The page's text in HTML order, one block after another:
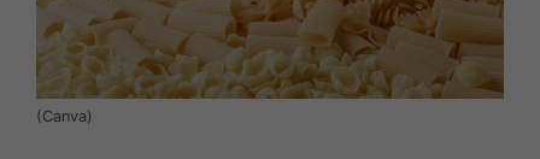
(Canva)